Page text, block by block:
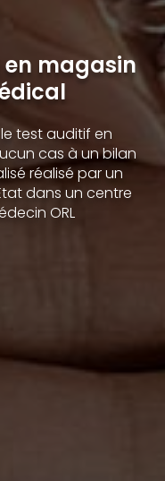
magasin
test auditif en
cas à un bilan
réalisé par un
dans un centre
ORL